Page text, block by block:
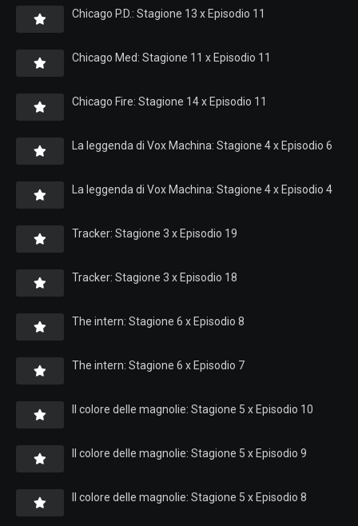
Chicago P.D.: Stagione 13 x Episodio 11
Chicago Med: Stagione 11 x Episodio 11
Chicago Fire: Stagione 14 x Episodio 11
La leggenda di Vox Machina: Stagione 4 x Episodio 6
La leggenda di Vox Machina: Stagione 4 x Episodio 4
Tracker: Stagione 3 x Episodio 19
Tracker: Stagione 3 x Episodio 18
The intern: Stagione 6 x Episodio 8
The intern: Stagione 6 x Episodio 7
Il colore delle magnolie: Stagione 5 x Episodio 10
Il colore delle magnolie: Stagione 5 x Episodio 9
Il colore delle magnolie: Stagione 5 x Episodio 8